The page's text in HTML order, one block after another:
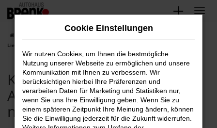
Zum
springen
Kia Karlsruhe, Kia Ceed Angebote mit
Lieferservice nach Karlsruhe
Kia Karlsruhe, Kia Ceed
Angebote mit Lieferservice
nach Karlsruhe
Cookie Einstellungen
Wir nutzen Cookies, um Ihnen die bestmögliche
Nutzung unserer Webseite zu ermöglichen und unsere
Kommunikation mit Ihnen zu verbessern. Wir
berücksichtigen hierbei Ihre Präferenzen und
verarbeiten Daten für Marketing und Statistiken nur,
wenn Sie uns Ihre Einwilligung geben. Wenn Sie zu
einem späteren Zeitpunkt Ihre Meinung ändern, können
Sie die Einwilligung jederzeit für die Zukunft widerrufen.